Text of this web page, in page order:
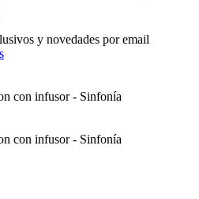
y novedades por email